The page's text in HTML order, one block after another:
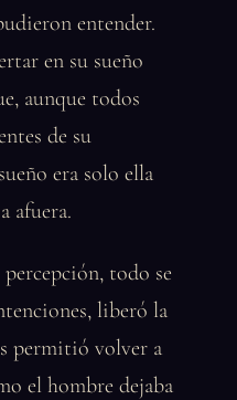
entender.
en su sueño
aunque todos
de su
era solo ella
afuera.
todo se
liberó la
permitió volver a
el hombre dejaba